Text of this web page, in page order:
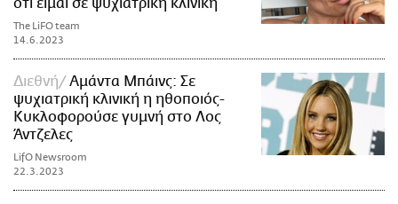
ότι είμαι σε ψυχιατρική κλινική
The LiFO team
14.6.2023
Διεθνή
Αμάντα Μπάινς: Σε
ψυχιατρική κλινική η ηθοποιός-
Κυκλοφορούσε γυμνή στο Λος
Άντζελες
LifO Newsroom
22.3.2023